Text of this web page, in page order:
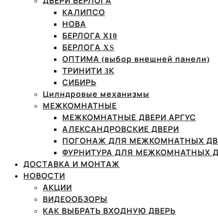
КАЛИПСО
НОВА
БЕРЛОГА Х10
БЕРЛОГА XS
ОПТИМА (выбор внешней панели)
ТРИНИТИ 3К
СИБИРЬ
Цилндровые механизмы
МЕЖКОМНАТНЫЕ
МЕЖКОМНАТНЫЕ ДВЕРИ АРГУС
АЛЕКСАНДРОВСКИЕ ДВЕРИ
ПОГОНАЖ ДЛЯ МЕЖКОМНАТНЫХ
ФУРНИТУРА ДЛЯ МЕЖКОМНАТНЫХ
ДОСТАВКА И МОНТАЖ
НОВОСТИ
АКЦИИ
ВИДЕООБЗОРЫ
КАК ВЫБРАТЬ ВХОДНУЮ ДВЕРЬ